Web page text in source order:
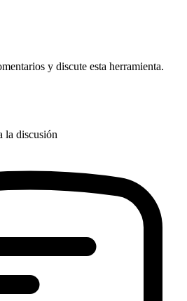
y discute esta herramienta.
la discusión